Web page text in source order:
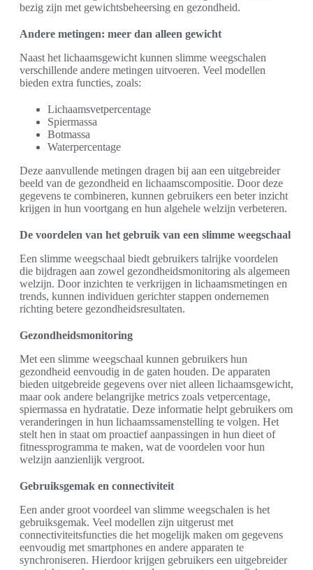
bezig zijn met gewichtsbeheersing en gezondheid.
Andere metingen: meer dan alleen gewicht
Naast het lichaamsgewicht kunnen slimme weegschalen
verschillende andere metingen uitvoeren. Veel modellen
bieden extra functies, zoals:
Lichaamsvetpercentage
Spiermassa
Botmassa
Waterpercentage
Deze aanvullende metingen dragen bij aan een uitgebreider
beeld van de gezondheid en lichaamscompositie. Door deze
gegevens te combineren, kunnen gebruikers een beter inzicht
krijgen in hun voortgang en hun algehele welzijn verbeteren.
De voordelen van het gebruik van een slimme weegschaal
Een slimme weegschaal biedt gebruikers talrijke voordelen
die bijdragen aan zowel gezondheidsmonitoring als algemeen
welzijn. Door inzichten te verkrijgen in lichaamsmetingen en
trends, kunnen individuen gerichter stappen ondernemen
richting betere gezondheidsresultaten.
Gezondheidsmonitoring
Met een slimme weegschaal kunnen gebruikers hun
gezondheid eenvoudig in de gaten houden. De apparaten
bieden uitgebreide gegevens over niet alleen lichaamsgewicht,
maar ook andere belangrijke metrics zoals vetpercentage,
spiermassa en hydratatie. Deze informatie helpt gebruikers om
veranderingen in hun lichaamssamenstelling te volgen. Het
stelt hen in staat om proactief aanpassingen in hun dieet of
fitnessprogramma te maken, wat de voordelen voor hun
welzijn aanzienlijk vergroot.
Gebruiksgemak en connectiviteit
Een ander groot voordeel van slimme weegschalen is het
gebruiksgemak. Veel modellen zijn uitgerust met
connectiviteitsfuncties die het mogelijk maken om gegevens
eenvoudig met smartphones en andere apparaten te
synchroniseren. Hierdoor krijgen gebruikers een uitgebreider